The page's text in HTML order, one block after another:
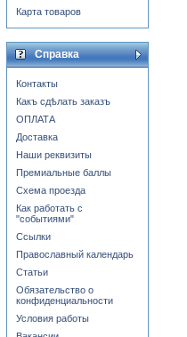
Карта товаров
Справка
Контакты
Какъ сдѣлать заказъ
ОПЛАТА
Доставка
Наши реквизиты
Премиальные баллы
Схема проезда
Как работать с
"событиями"
Ссылки
Православный календарь
Статьи
Обязательство о
конфиденциальности
Условия работы